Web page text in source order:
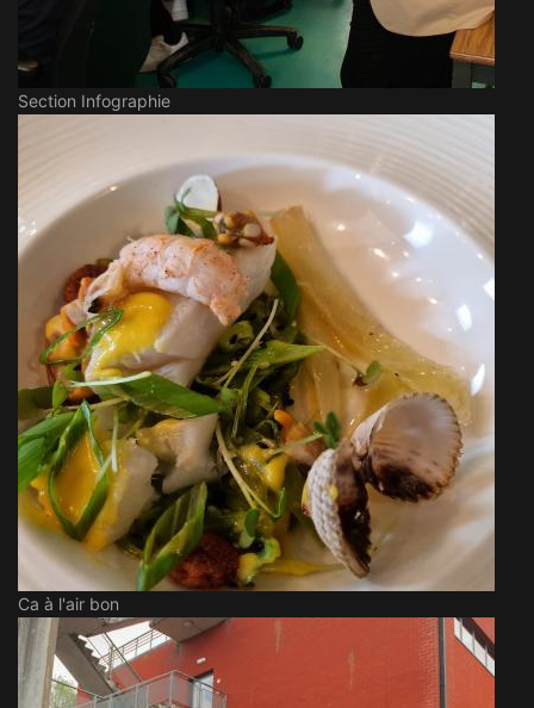
Section Infographie
Ca à l'air bon